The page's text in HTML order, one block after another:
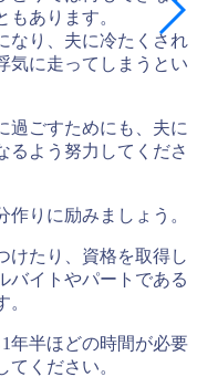
もあります。
なり、夫に冷たくされ
気に走ってしまうとい
ごすためにも、 夫に
る よう努力してくださ
りに励みましょう。
けたり、資格を取得し
バイトやパートである
年半ほどの時間が必要
ください。